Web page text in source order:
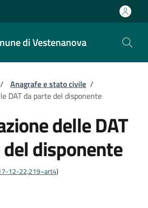
di Vestenanova
pane
/ Anagrafe e stato civile /
DAT da parte del disponente
delle DAT
disponente
12-22;219~art4)